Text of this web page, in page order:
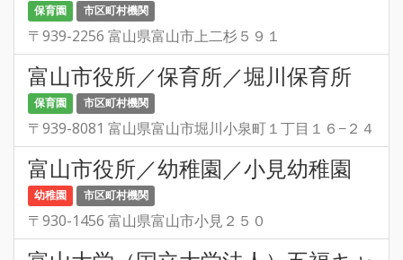
保育園 市区町村機関
〒939-2256 富山県富山市上二杉５９１
富山市役所／保育所／堀川保育所
保育園 市区町村機関
〒939-8081 富山県富山市堀川小泉町１丁目１６−２４
富山市役所／幼稚園／小見幼稚園
幼稚園 市区町村機関
〒930-1456 富山県富山市小見２５０